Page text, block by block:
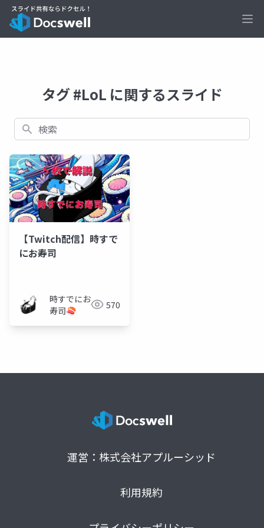
タグ #LoL に関するスライド
検索
【Twitch配信】時すで
にお寿司
時すでにお
寿司🍣
570
運営：株式会社アプルーシッド
利用規約